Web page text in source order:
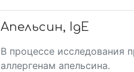
Апельсин, IgE
В процессе исследования
аллергенам апельсина.